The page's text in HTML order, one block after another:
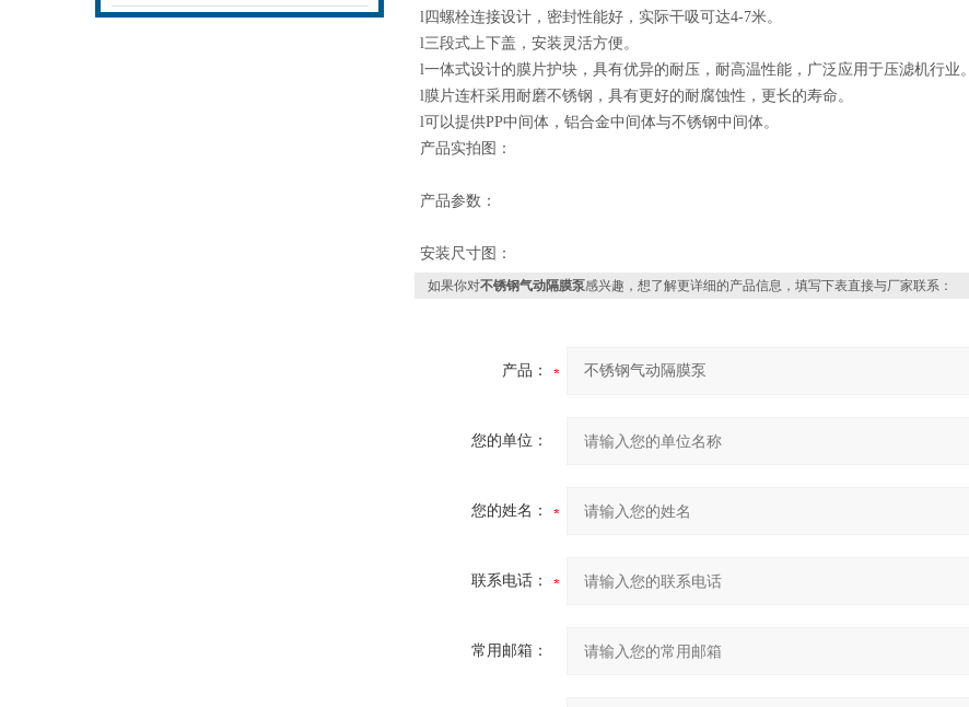
l四螺栓连接设计，密封性能好，实际干吸可达4-7米。
l三段式上下盖，安装灵活方便。
l一体式设计的膜片护块，具有优异的耐压，耐高温性能，广泛应用于压滤机行业。
l膜片连杆采用耐磨不锈钢，具有更好的耐腐蚀性，更长的寿命。
l可以提供PP中间体，铝合金中间体与不锈钢中间体。
产品实拍图：
产品参数：
安装尺寸图：
如果你对不锈钢气动隔膜泵感兴趣，想了解更详细的产品信息，填写下表直接与厂家联系：
产品：
您的单位：
您的姓名：
联系电话：
常用邮箱：